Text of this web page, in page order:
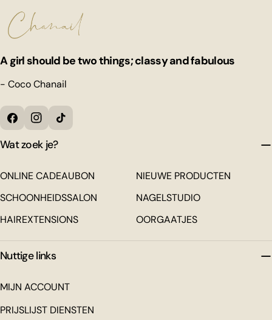
A girl should be two things; classy and fabulous
- Coco Chanail
FacebookInstagram
Tiktok
Wat zoek je?
ONLINE CADEAUBON
NIEUWE PRODUCTEN
SCHOONHEIDSSALON
NAGELSTUDIO
HAIREXTENSIONS
OORGAATJES
Nuttige links
MIJN ACCOUNT
PRIJSLIJST DIENSTEN